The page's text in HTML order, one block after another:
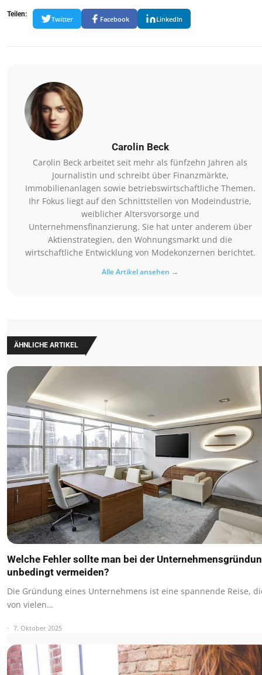
Teilen:
Twitter Facebook LinkedIn
Carolin Beck
Carolin Beck arbeitet seit mehr als fünfzehn Jahren als
Journalistin und schreibt über Finanzmärkte,
Immobilienanlagen sowie betriebswirtschaftliche Themen.
Ihr Fokus liegt auf den Schnittstellen von Modeindustrie,
weiblicher Altersvorsorge und
Unternehmensfinanzierung. Sie hat unter anderem über
Aktienstrategien, den Wohnungsmarkt und die
wirtschaftliche Entwicklung von Modekonzernen berichtet.
Alle Artikel ansehen →
ÄHNLICHE ARTIKEL
Welche Fehler sollte man bei der
unbedingt vermeiden?
Die Gründung eines Unternehmens ist eine spannende Reise,
von vielen…
7. Oktober 2025